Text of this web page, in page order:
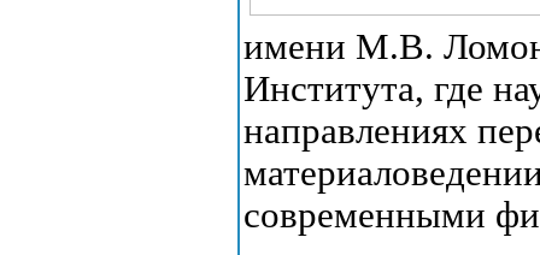
имени М.В.
Института, где
направлениях
современными